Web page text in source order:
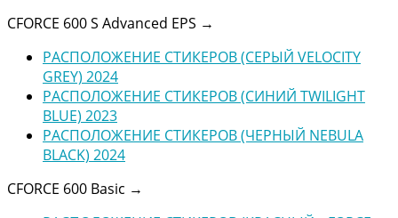
CFORCE 600 S Advanced EPS →
РАСПОЛОЖЕНИЕ СТИКЕРОВ (СЕРЫЙ VELOCITY
GREY) 2024
РАСПОЛОЖЕНИЕ СТИКЕРОВ (СИНИЙ TWILIGHT
BLUE) 2023
РАСПОЛОЖЕНИЕ СТИКЕРОВ (ЧЕРНЫЙ NEBULA
BLACK) 2024
CFORCE 600 Basic →